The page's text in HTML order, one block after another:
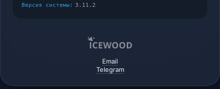
Версия системы: 3.11.2
Email
Telegram